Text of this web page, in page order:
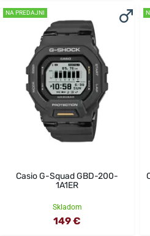
NA PREDAJNI
Casio G-Squad GBD-200-
1A1ER
Skladom
149 €